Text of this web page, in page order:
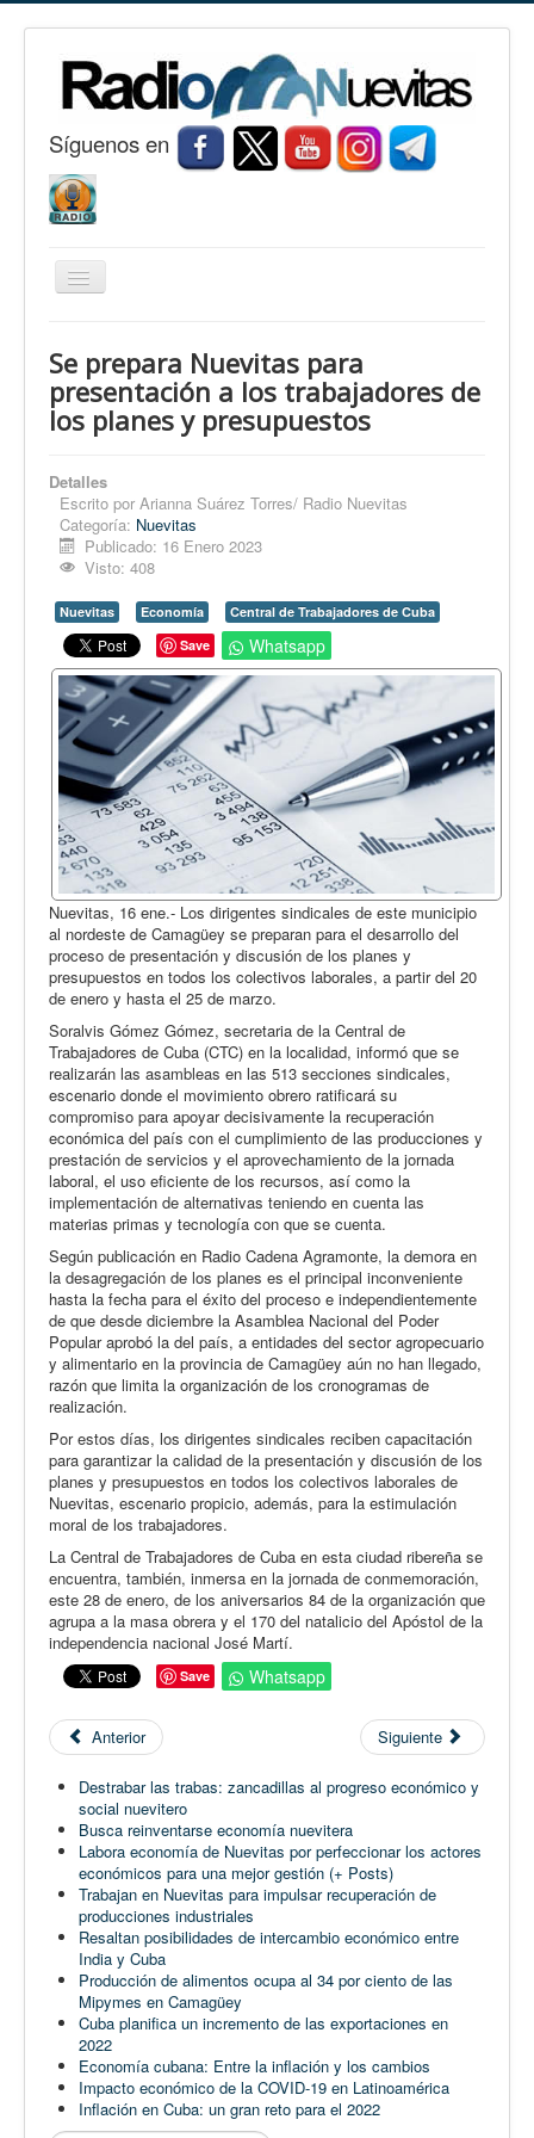
Síguenos en
Cambiar
Nuevitas
Noticias
Fotorreportaje
Opinión
En audio
Medio Ambiente
Ciencia, tecnología y curiosidades
Francés
Inglés
Desempolvando la historia
Se prepara Nuevitas para
presentación a los trabajadores de
los planes y presupuestos
Detalles
Escrito por Arianna Suárez Torres/ Radio Nuevitas
Categoría: Nuevitas
Publicado: 16 Enero 2023
Visto: 408
Nuevitas Economía
Central de Trabajadores de Cuba
Save
Whatsapp
Nuevitas, 16 ene.- Los dirigentes sindicales de este municipio
al nordeste de Camagüey se preparan para el desarrollo del
proceso de presentación y discusión de los planes y
presupuestos en todos los colectivos laborales, a partir del 20
de enero y hasta el 25 de marzo.
Soralvis Gómez Gómez, secretaria de la Central de
Trabajadores de Cuba (CTC) en la localidad, informó que se
realizarán las asambleas en las 513 secciones sindicales,
escenario donde el movimiento obrero ratificará su
compromiso para apoyar decisivamente la recuperación
económica del país con el cumplimiento de las producciones y
prestación de servicios y el aprovechamiento de la jornada
laboral, el uso eficiente de los recursos, así como la
implementación de alternativas teniendo en cuenta las
materias primas y tecnología con que se cuenta.
Según publicación en Radio Cadena Agramonte, la demora en
la desagregación de los planes es el principal inconveniente
hasta la fecha para el éxito del proceso e independientemente
de que desde diciembre la Asamblea Nacional del Poder
Popular aprobó la del país, a entidades del sector agropecuario
y alimentario en la provincia de Camagüey aún no han llegado,
razón que limita la organización de los cronogramas de
realización.
Por estos días, los dirigentes sindicales reciben capacitación
para garantizar la calidad de la presentación y discusión de los
planes y presupuestos en todos los colectivos laborales de
Nuevitas, escenario propicio, además, para la estimulación
moral de los trabajadores.
La Central de Trabajadores de Cuba en esta ciudad ribereña se
encuentra, también, inmersa en la jornada de conmemoración,
este 28 de enero, de los aniversarios 84 de la organización que
agrupa a la masa obrera y el 170 del natalicio del Apóstol de la
independencia nacional José Martí.
Save Whatsapp
Anterior Siguiente
Destrabar las trabas: zancadillas al progreso económico y
social nuevitero
Busca reinventarse economía nuevitera
Labora economía de Nuevitas por perfeccionar los actores
económicos para una mejor gestión (+ Posts)
Trabajan en Nuevitas para impulsar recuperación de
producciones industriales
Resaltan posibilidades de intercambio económico entre
India y Cuba
Producción de alimentos ocupa al 34 por ciento de las
Mipymes en Camagüey
Cuba planifica un incremento de las exportaciones en
2022
Economía cubana: Entre la inflación y los cambios
Impacto económico de la COVID-19 en Latinoamérica
Inflación en Cuba: un gran reto para el 2022